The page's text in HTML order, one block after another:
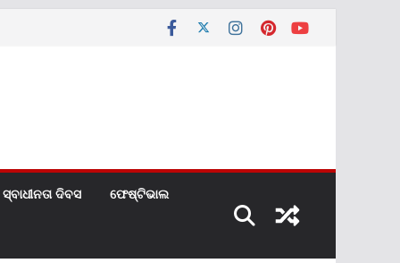
ସ୍ବାଧୀନତା ଦିବସ ଫେଷ୍ଟିଭାଲ